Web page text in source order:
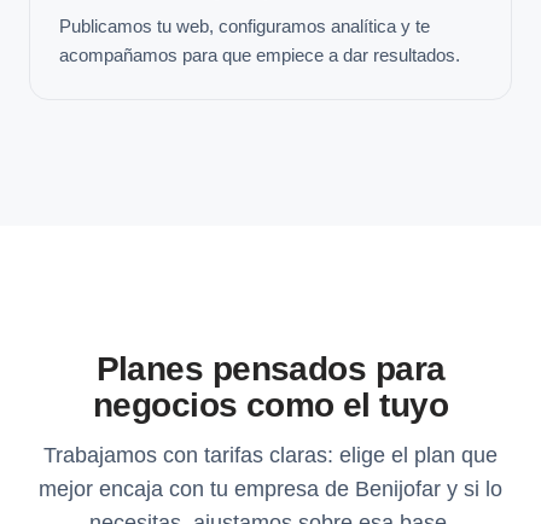
Publicamos tu web, configuramos analítica y te
acompañamos para que empiece a dar resultados.
Planes pensados para
negocios como el tuyo
Trabajamos con tarifas claras: elige el plan que
mejor encaja con tu empresa de Benijofar y si lo